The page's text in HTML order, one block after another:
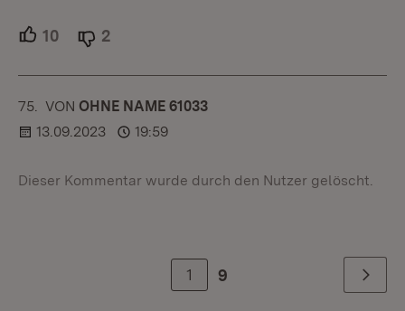
10 Unterstützer.
2
75. KOMMENTAR
VON :OHNE NAME 61033
13.09.2023
19:59
Dieser Kommentar wurde durch den Nutzer gelöscht.
1 9 Weiter